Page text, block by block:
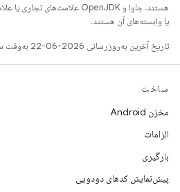
یا وابسته‌های آن هستند.
تاریخ آخرین به‌روزرسانی 2026-06-22 به‌وقت ساعت هماهنگ جهانی.
ساخت
مخزن Android
الزامات
بارگیری
پیش‌نمایش کدهای دودویی